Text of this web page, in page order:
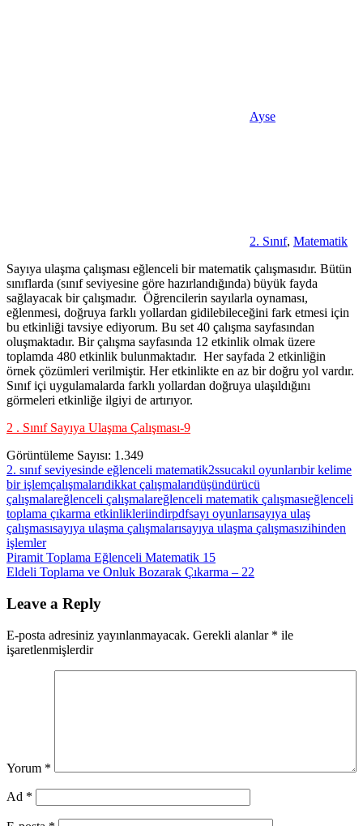
Ayse
2. Sınıf, Matematik
Sayıya ulaşma çalışması eğlenceli bir matematik çalışmasıdır. Bütün
sınıflarda (sınıf seviyesine göre hazırlandığında) büyük fayda
sağlayacak bir çalışmadır. Öğrencilerin sayılarla oynaması,
eğlenmesi, doğruya farklı yollardan gidilebileceğini fark etmesi için
bu etkinliği tavsiye ediyorum. Bu set 40 çalışma sayfasından
oluşmaktadır. Bir çalışma sayfasında 12 etkinlik olmak üzere
toplamda 480 etkinlik bulunmaktadır. Her sayfada 2 etkinliğin
örnek çözümleri verilmiştir. Her etkinlikte en az bir doğru yol vardır.
Sınıf içi uygulamalarda farklı yollardan doğruya ulaşıldığını
görmeleri etkinliğe ilgiyi de artırıyor.
2 . Sınıf Sayıya Ulaşma Çalışması-9
Görüntüleme Sayısı: 1.349
2. sınıf seviyesinde eğlenceli matematik2ssucakıl oyunlarıbir kelime
bir işlemçalışmalarıdikkat çalışmalarıdüşündürücü
çalışmalareğlenceli çalışmalareğlenceli matematik çalışmasıeğlenceli
toplama çıkarma etkinlikleriindirpdfsayı oyunlarısayıya ulaş
çalışmasısayıya ulaşma çalışmalarısayıya ulaşma çalışmasızihinden
işlemler
Yazı
gezinmesi
Previous
Post:
Piramit Toplama Eğlenceli Matematik 15
Next
Eldeli Toplama ve Onluk Bozarak Çıkarma – 22
Leave a Reply
E-posta adresiniz yayınlanmayacak. Gerekli alanlar * ile
işaretlenmişlerdir
Yorum *
Ad *